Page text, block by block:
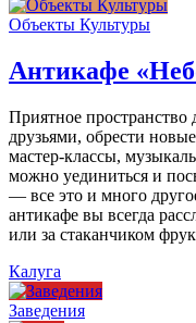
Объекты Культуры
Антикафе
Приятное пространство
друзьями, обрести
мастер-классы,
можно уединиться и
— все это и много
антикафе вы всегда
или за стаканчиком
Калуга
Заведения